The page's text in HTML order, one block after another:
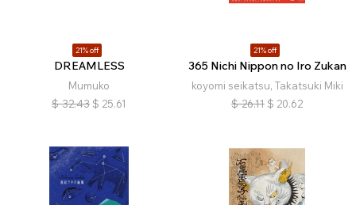
21% off
DREAMLESS
Mumuko
$ 32.43 $ 25.61
21% off
365 Nichi Nippon no Iro Zukan
koyomi seikatsu, Takatsuki Miki
$ 26.11 $ 20.62